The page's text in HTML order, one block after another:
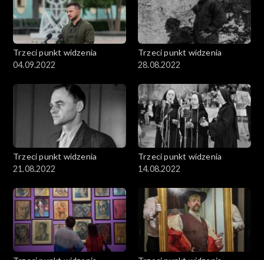
Trzeci punkt widzenia
04.09.2022
Trzeci punkt widzenia
28.08.2022
Trzeci punkt widzenia
21.08.2022
Trzeci punkt widzenia
14.08.2022